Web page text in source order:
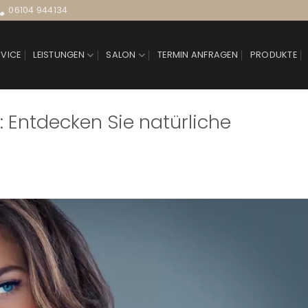
06104 944134
LEISTUNGEN SALON TERMIN ANFRAGEN PRODUKTE
Sie natürliche